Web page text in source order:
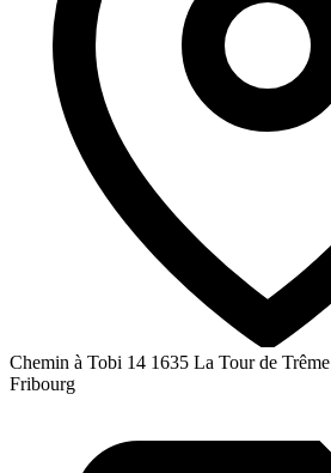
Chemin à Tobi 14 1635 La Tour de Trême
Fribourg